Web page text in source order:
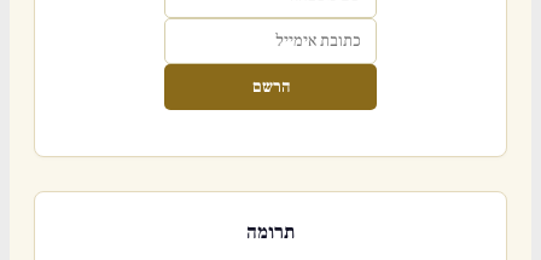
הרשם
תרומה